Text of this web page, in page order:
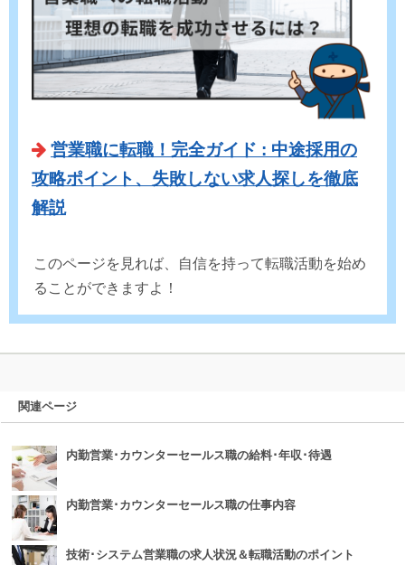
営業職に転職！完全ガイド : 中途採用の
攻略ポイント、失敗しない求人探しを徹底
解説
このページを見れば、自信を持って転職活動を始め
ることができますよ！
関連ページ
内勤営業･カウンターセールス職の給料･年収･待遇
内勤営業･カウンターセールス職の仕事内容
技術･システム営業職の求人状況＆転職活動のポイント